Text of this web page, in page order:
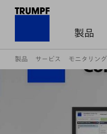
製品
製品 サービス モニタリン